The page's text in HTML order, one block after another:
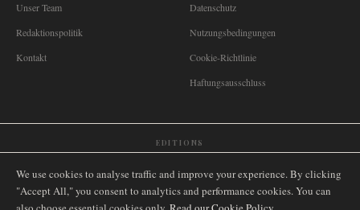
Unser Team
Redaktionspolitik
Kontakt
Datenschutz
Nutzungsbedingungen
Cookie-Richtlinie
Haftungsausschluss
EDITIONS
🇿🇦 South Africa Singapore🇩🇪 Deutschland Nederland 🇫🇷 France
🇮🇹 Italia🇪🇸 España🇧🇷 Brasil🇸🇪 Sverige🇳🇴 Norge🇩🇰
We use cookies to analyse traffic and improve your experience. By clicking
"Accept All," you consent to analytics and performance cookies. You can